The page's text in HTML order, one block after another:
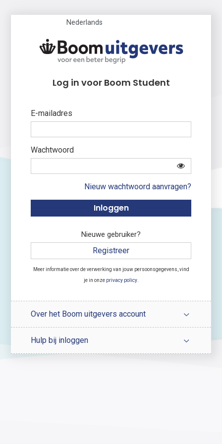
Nederlands
Log in voor Boom Student
E-mailadres
Wachtwoord
Nieuw wachtwoord aanvragen?
Nieuwe gebruiker?
Registreer
Meer informatie over de verwerking van jouw persoonsgegevens, vind
je in onze privacy policy.
Over het Boom uitgevers account
Hulp bij inloggen